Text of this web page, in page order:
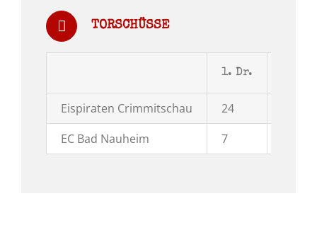
TORSCHÜSSE
1. Dr.
Eispiraten Crimmitschau 24
EC Bad Nauheim
7